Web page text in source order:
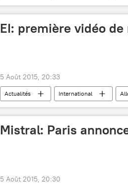
EI: première vidéo
5 Août 2015, 20:33
Actualités International
Etat islamique
menaces
Mistral: Paris
5 Août 2015, 20:30